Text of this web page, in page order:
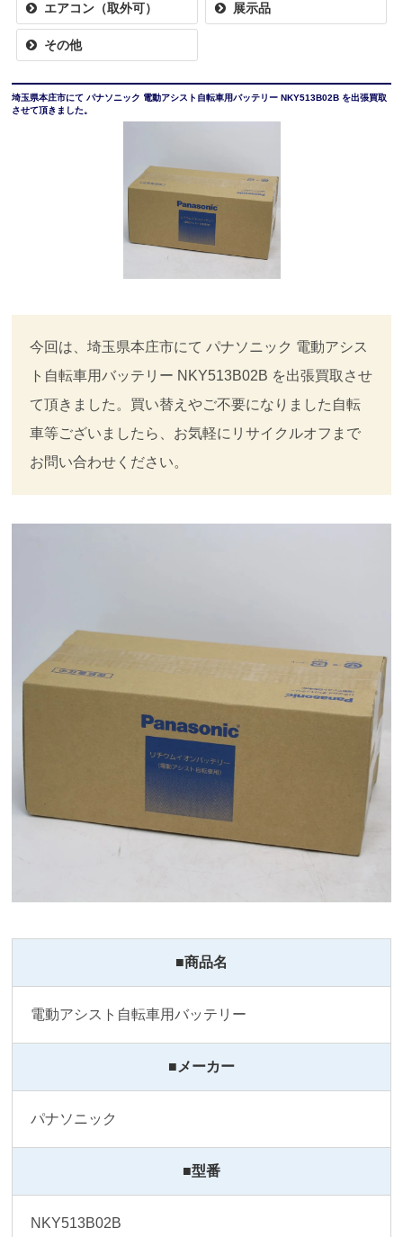
エアコン（取外可） 展示品
その他
埼玉県本庄市にて パナソニック 電動アシスト自転車用バッテリー NKY513B02B を出張買取
させて頂きました。
今回は、埼玉県本庄市にて パナソニック 電動アシス
ト自転車用バッテリー NKY513B02B を出張買取させ
て頂きました。買い替えやご不要になりました自転
車等ございましたら、お気軽にリサイクルオフまで
お問い合わせください。
■商品名
電動アシスト自転車用バッテリー
■メーカー
パナソニック
■型番
NKY513B02B